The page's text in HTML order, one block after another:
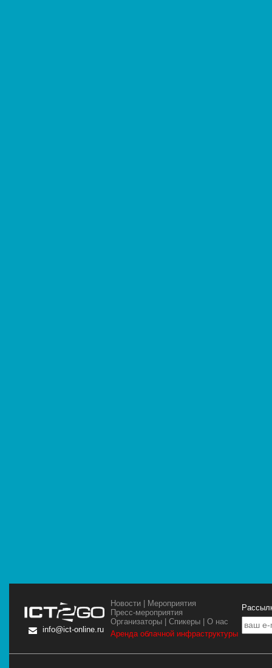
info@ict-online.ru
Новости | Мероприятия
Пресс-мероприятия
Организаторы |Спикеры |О нас
Аренда облачной инфраструктуры